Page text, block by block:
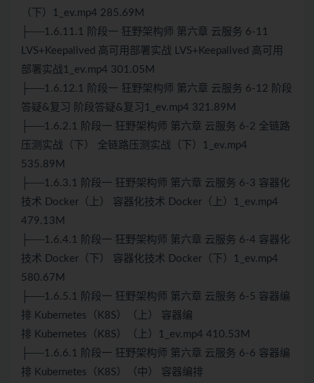
（下）1_ev.mp4 285.69M
├──1.6.11.1 阶段一 狂野架构师 第六章 云服务 6-11
LVS+Keepalived 高可用部署实战 LVS+Keepalived 高可用
部署实战1_ev.mp4 301.05M
├──1.6.12.1 阶段一 狂野架构师 第六章 云服务 6-12 阶段
答疑&复习 阶段答疑&复习1_ev.mp4 321.89M
├──1.6.2.1 阶段一 狂野架构师 第六章 云服务 6-2 全链路
压测实战（下） 全链路压测实战（下）1_ev.mp4
535.89M
├──1.6.3.1 阶段一 狂野架构师 第六章 云服务 6-3 容器化
技术 Docker （上） 容器化技术 Docker （上）1_ev.mp4
479.13M
├──1.6.4.1 阶段一 狂野架构师 第六章 云服务 6-4 容器化
技术 Docker（下） 容器化技术 Docker（下）1_ev.mp4
580.67M
├──1.6.5.1 阶段一 狂野架构师 第六章 云服务 6-5 容器编
排 Kubernetes （ K8S ）（上） 容器编
排 Kubernetes （ K8S ）（上）1_ev.mp4 410.53M
├──1.6.6.1 阶段一 狂野架构师 第六章 云服务 6-6 容器编
排 Kubernetes（ K8S ）（中） 容器编排